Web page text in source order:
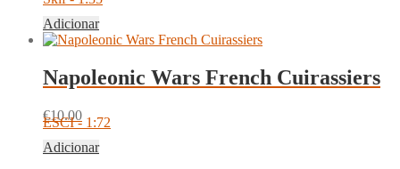
Adicionar
Napoleonic Wars French Cuirassiers
€10.00
ESCI - 1:72
Adicionar